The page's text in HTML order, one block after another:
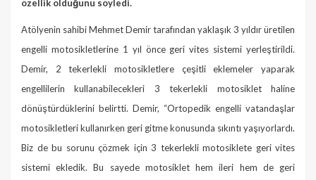
özellik olduğunu söyledi.
Atölyenin sahibi Mehmet Demir tarafından yaklaşık 3 yıldır üretilen
engelli motosikletlerine 1 yıl önce geri vites sistemi yerleştirildi.
Demir, 2 tekerlekli motosikletlere çeşitli eklemeler yaparak
engellilerin kullanabilecekleri 3 tekerlekli motosiklet haline
dönüştürdüklerini belirtti. Demir, “Ortopedik engelli vatandaşlar
motosikletleri kullanırken geri gitme konusunda sıkıntı yaşıyorlardı.
Biz de bu sorunu çözmek için 3 tekerlekli motosiklete geri vites
sistemi ekledik. Bu sayede motosiklet hem ileri hem de geri